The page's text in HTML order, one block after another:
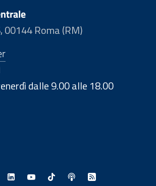
00144 Roma (RM)
dalle 9.00 alle 18.00